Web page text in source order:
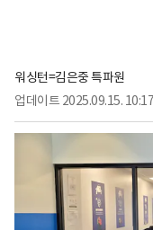
워싱턴=김은중 특파원
업데이트 2025.09.15. 10:17